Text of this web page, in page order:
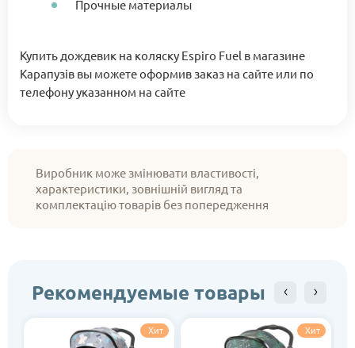
Прочные материалы
Купить дождевик на коляску Espiro Fuel в магазине
Карапузів вы можете оформив заказ на сайте или по
телефону указанном на сайте
Виробник може змінювати властивості,
характеристики, зовнішній вигляд та
комплектацію товарів без попередження
Рекомендуемые товары
Хит Хит